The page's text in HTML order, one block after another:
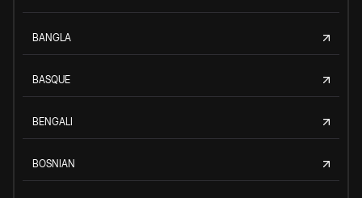
BANGLA
BASQUE
BENGALI
BOSNIAN